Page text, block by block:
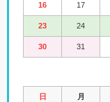
16 17
23 24
30 31
日 月